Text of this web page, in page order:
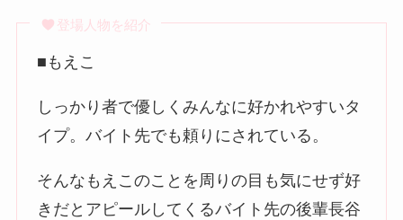
登場人物を紹介
■もえこ
しっかり者で優しくみんなに好かれやすいタ
イプ。バイト先でも頼りにされている。
そんなもえこのことを周りの目も気にせず好
きだとアピールしてくるバイト先の後輩長谷